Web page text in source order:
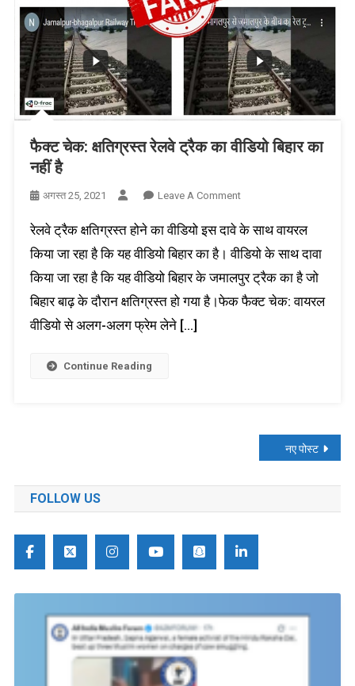
फैक्ट चेक: क्षतिग्रस्त रेलवे ट्रैक का वीडियो बिहार का
नहीं है
अगस्त 25, 2021 Leave A CommentOn
चेक:
क्षतिग्रस्त
ट्रैक
का
रेलवे ट्रैक क्षतिग्रस्त होने का वीडियो इस दावे के साथ वायरल
किया जा रहा है कि यह वीडियो बिहार का है। वीडियो के साथ दावा
किया जा रहा है कि यह वीडियो बिहार के जमालपुर ट्रैक का है जो
बिहार बाढ़ के दौरान क्षतिग्रस्त हो गया है।फेक फैक्ट चेक: वायरल
वीडियो से अलग-अलग फ्रेम लेने […]
Continue Reading
नेविगेशन
नए पोस्ट
FOLLOW US